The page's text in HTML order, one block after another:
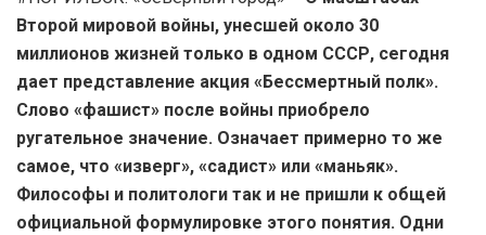
Второй мировой войны, унесшей около 30
миллионов жизней только в одном СССР, сегодня
дает представление акция «Бессмертный полк».
Слово «фашист» после войны приобрело
ругательное значение. Означает примерно то же
самое, что «изверг», «садист» или «маньяк».
Философы и политологи так и не пришли к общей
официальной формулировке этого понятия. Одни